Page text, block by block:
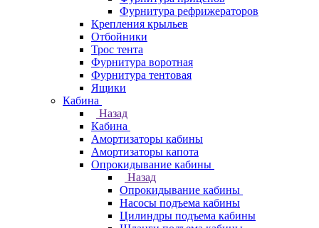
Фурнитура рефрижераторов
Крепления крыльев
Отбойники
Трос тента
Фурнитура воротная
Фурнитура тентовая
Ящики
Кабина
Назад
Кабина
Амортизаторы кабины
Амортизаторы капота
Опрокидывание кабины
Назад
Опрокидывание кабины
Насосы подъема кабины
Цилиндры подъема кабины